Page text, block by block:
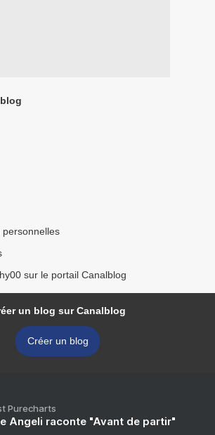
sur le portail Canalblog
un blog sur Canalblog
Créer un blog
Purecharts
Angeli raconte "Avant de partir"